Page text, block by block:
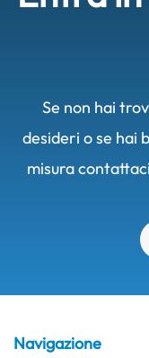
Se non hai
desideri o se hai
misura
Navigazione